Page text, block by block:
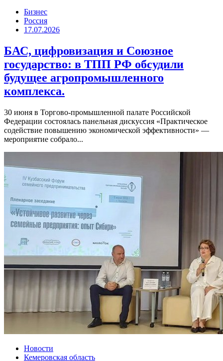
Бизнес
Россия
17.07.2026
БАС, цифровизация и Союзное
государство: в ТПП РФ обсудили
будущее агропромышленного
комплекса.
30 июня в Торгово-промышленной палате Российской
Федерации состоялась панельная дискуссия «Практическое
содействие повышению экономической эффективности» —
мероприятие собрало...
Новости
Кемеровская область